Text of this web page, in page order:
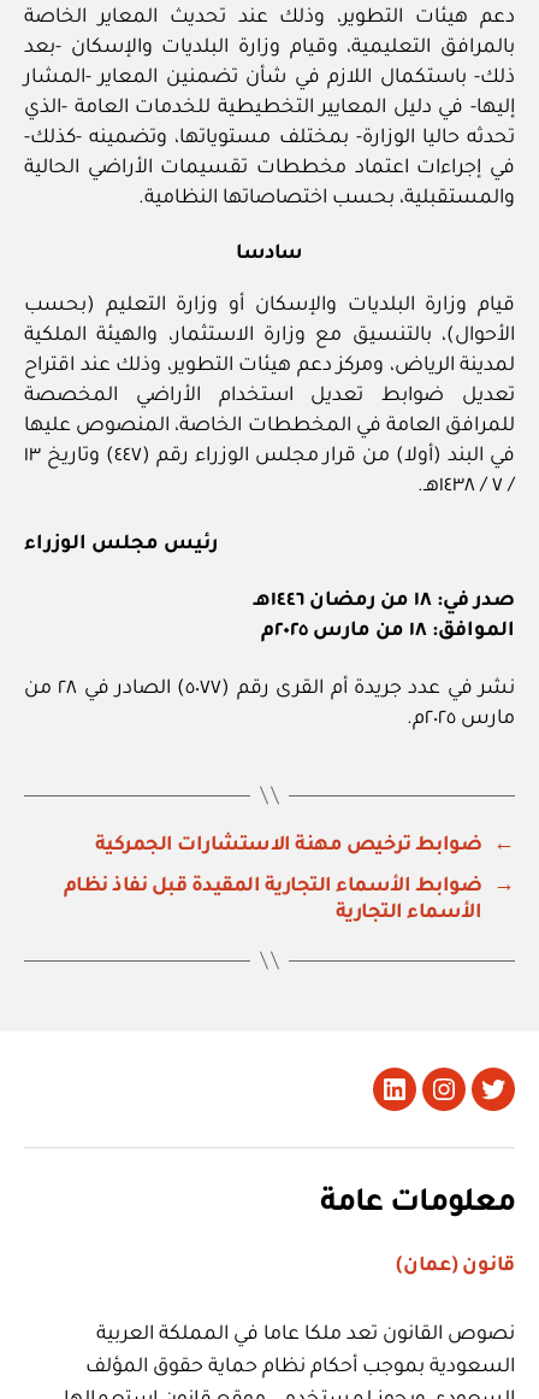
دعم هيئات التطوير، وذلك عند تحديث المعاير الخاصة
بالمرافق التعليمية، وقيام وزارة البلديات والإسكان ‏-بعد
ذلك‏- باستكمال اللازم في شأن تضمنين المعاير ‏-المشار
إليها‏- في دليل المعايير التخطيطية للخدمات العامة ‏-الذي
تحدثه حاليا الوزارة‏- بمختلف مستوياتها، وتضمينه ‏-كذلك‏-
في إجراءات اعتماد مخططات تقسيمات الأراضي الحالية
والمستقبلية، بحسب اختصاصاتها النظامية.
سادسا
قيام وزارة البلديات والإسكان أو وزارة التعليم (بحسب
الأحوال)، بالتنسيق مع وزارة الاستثمار، والهيئة الملكية
لمدينة الرياض، ومركز دعم هيئات التطوير، وذلك عند اقتراح
تعديل ضوابط تعديل استخدام الأراضي المخصصة
للمرافق العامة في المخططات الخاصة، المنصوص عليها
في البند (أولا) من قرار مجلس الوزراء رقم (٤٤٧) وتاريخ ١٣
/ ‏٧‏ / ١٤٣٨هـ.
رئيس مجلس الوزراء
صدر في: ١٨ من رمضان ١٤٤٦هـ
الموافق: ١٨ من مارس ٢٠٢٥م
نشر في عدد جريدة أم القرى رقم (٥٠٧٧) الصادر في ٢٨ من
مارس ٢٠٢٥م.
←
ضوابط ترخيص مهنة الاستشارات الجمركية
→
ضوابط الأسماء التجارية المقيدة قبل نفاذ نظام
الأسماء التجارية
تويتر Instagram
LinkedIn
معلومات عامة
قانون (عمان)
نصوص القانون تعد ملكا عاما في المملكة العربية
السعودية بموجب أحكام نظام حماية حقوق المؤلف